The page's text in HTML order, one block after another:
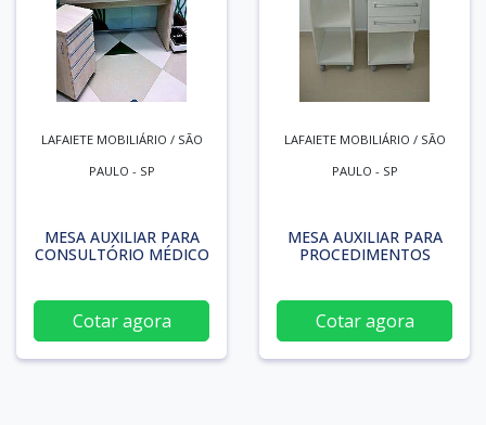
LAFAIETE MOBILIÁRIO / SÃO
PAULO - SP
MESA AUXILIAR PARA
CONSULTÓRIO MÉDICO
Cotar agora
LAFAIETE MOBILIÁRIO / SÃO
PAULO - SP
MESA AUXILIAR PARA
PROCEDIMENTOS
Cotar agora